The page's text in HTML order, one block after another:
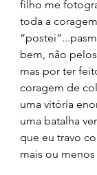
filho me
toda a
bem, não
mas por ter
coragem de
uma vitória
uma batalha
que eu travo
mais ou menos